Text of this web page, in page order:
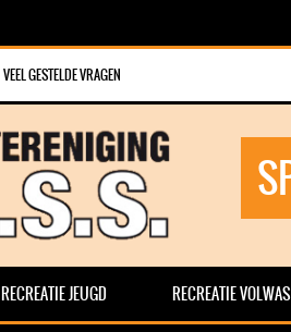
VEEL GESTELDE VRAGEN
RECREATIE JEUGD RECREATIE